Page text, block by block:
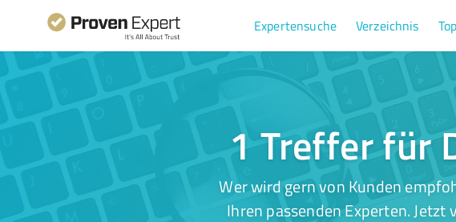
Expertensuche Verzeichnis
1 Treffer für
Wer wird gern von Kunden
Ihren passenden Experten.